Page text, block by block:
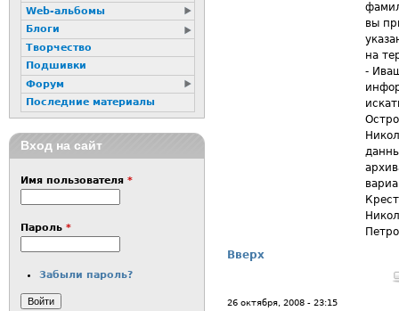
вы
на
-
Вверх
26 октября, 2008 - 23:15
Web-альбомы
Блоги
Творчество
Подшивки
Форум
Последние материалы
Вход на сайт
Имя пользователя *
Пароль *
Забыли пароль?